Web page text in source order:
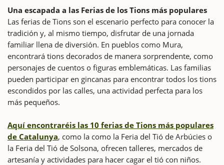
Una escapada a las Ferias de los Tions más populares
Las ferias de Tions son el escenario perfecto para conocer la
tradición y, al mismo tiempo, disfrutar de una jornada
familiar llena de diversión. En pueblos como Mura,
encontrará tions decorados de manera sorprendente, como
personajes de cuentos o figuras emblemáticas. Las familias
pueden participar en gincanas para encontrar todos los tions
escondidos por las calles, una actividad perfecta para los
más pequeños.
Aquí encontraréis las 10 ferias de Tions más populares
de Catalunya, como la como la Feria del Tió de Arbúcies o
la Feria del Tió de Solsona, ofrecen talleres, mercados de
artesanía y actividades para hacer cagar el tió con niños.